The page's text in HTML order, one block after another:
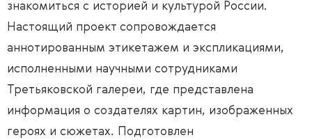
знакомиться с историей и культурой России.
Настоящий проект сопровождается
аннотированным этикетажем и экспликациями,
исполненными научными сотрудниками
Третьяковской галереи, где представлена
информация о создателях картин, изображенных
героях и сюжетах. Подготовлен